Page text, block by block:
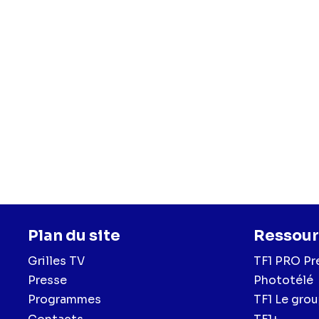
Plan du site
Grilles TV
Presse
Programmes
TF1 PRO
Phototélé
TF1 Le